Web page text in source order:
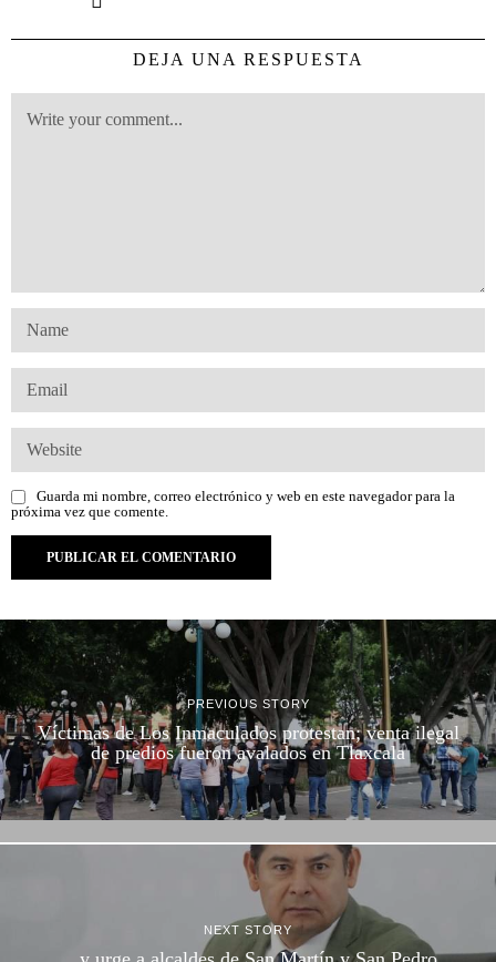
DEJA UNA RESPUESTA
Guarda mi nombre, correo electrónico y web en este navegador para la
próxima vez que comente.
PREVIOUS STORY
Víctimas de Los Inmaculados protestan; venta ilegal
de predios fueron avalados en Tlaxcala
NEXT STORY